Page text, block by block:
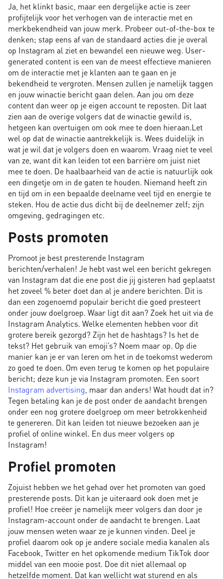
Ja, het klinkt basic, maar een dergelijke actie is zeer
profijtelijk voor het verhogen van de interactie met en
merkbekendheid van jouw merk. Probeer out-of-the-box te
denken; stap eens af van de standaard acties die je overal
op Instagram al ziet en bewandel een nieuwe weg. User-
generated content is een van de meest effectieve manieren
om de interactie met je klanten aan te gaan en je
bekendheid te vergroten. Mensen zullen je namelijk taggen
en jouw winactie bericht gaan delen. Aan jou om deze
content dan weer op je eigen account te reposten. Dit laat
zien aan de overige volgers dat de winactie gewild is,
hetgeen kan overtuigen om ook mee te doen hieraan.Let
wel op dat de winactie aantrekkelijk is. Wees duidelijk in
wat je wil dat je volgers doen en waarom. Vraag niet te veel
van ze, want dit kan leiden tot een barrière om juist niet
mee te doen. De haalbaarheid van de actie is natuurlijk ook
een dingetje om in de gaten te houden. Niemand heeft zin
en tijd om in een bepaalde deelname veel tijd en energie te
steken. Hou de actie dus dicht bij de deelnemer zelf; zijn
omgeving, gedragingen etc.
Posts promoten
Promoot je best presterende Instagram
berichten/verhalen! Je hebt vast wel een bericht gekregen
van Instagram dat die ene post die jij gisteren had geplaatst
het zoveel % beter doet dan al je andere berichten. Dit is
dan een zogenoemd populair bericht die goed presteert
onder jouw doelgroep. Waar ligt dit aan? Zoek het uit via de
Instagram Analytics. Welke elementen hebben voor dit
grotere bereik gezorgd? Zijn het de hashtags? Is het de
tekst? Het gebruik van emoji’s? Noem maar op. Op die
manier kan je er van leren om het in de toekomst wederom
zo goed te doen. Om even terug te komen op het populaire
bericht; deze kun je via Instagram promoten. Een soort
Instagram advertising , maar dan anders! Wat houdt dat in?
Tegen betaling kan je de post onder de aandacht brengen
onder een nog grotere doelgroep om meer betrokkenheid
te genereren. Dit kan leiden tot nieuwe bezoeken aan je
profiel of online winkel. En dus meer volgers op
Instagram!
Profiel promoten
Zojuist hebben we het gehad over het promoten van goed
presterende posts. Dit kan je uiteraard ook doen met je
profiel! Hoe creëer je namelijk meer volgers dan door je
Instagram-account onder de aandacht te brengen. Laat
jouw mensen weten waar ze je kunnen vinden. Deel je
profiel daarom ook op je andere sociale media kanalen als
Facebook, Twitter en het opkomende medium TikTok door
middel van een mooie post. Doe dit niet allemaal op
hetzelfde moment. Dat kan wellicht wat sturend en als